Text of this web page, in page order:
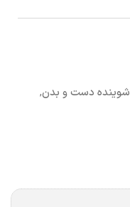
شوینده دست و بدن,